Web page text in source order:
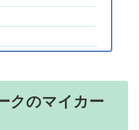
クのマイカー